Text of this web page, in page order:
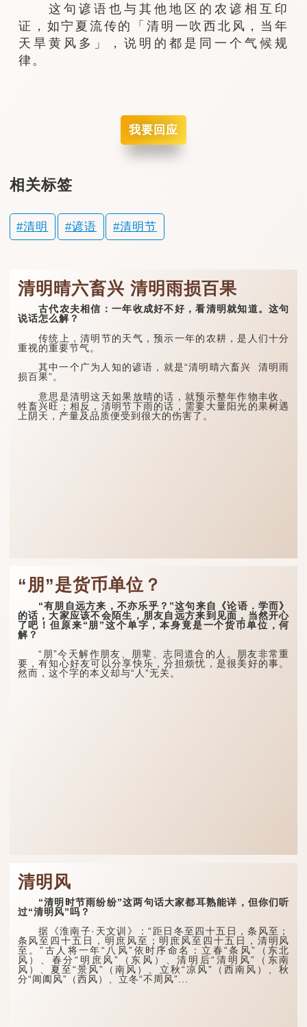
这句谚语也与其他地区的农谚相互印
证，如宁夏流传的「清明一吹西北风，当年
天旱黄风多」，说明的都是同一个气候规
律。
我要回应
相关标签
清明 谚语 清明节
清明晴六畜兴 清明雨损百果
古代农夫相信：一年收成好不好，看清明就知道。这句
说话怎么解？
传统上，清明节的天气，预示一年的农耕，是人们十分
重视的重要节气。
其中一个广为人知的谚语，就是“清明晴六畜兴 清明雨
损百果”。
意思是清明这天如果放晴的话，就预示整年作物丰收、
牲畜兴旺；相反，清明节下雨的话，需要大量阳光的果树遇
上阴天，产量及品质便受到很大的伤害了。
“朋”是货币单位？
“有朋自远方来，不亦乐乎？”这句来自《论语．学而》
的话，大家应该不会陌生，朋友自远方来到见面，当然开心
了吧！但原来“朋”这个单字，本身竟是一个货币单位，何
解？
“朋”今天解作朋友、朋辈、志同道合的人。朋友非常重
要，有知心好友可以分享快乐，分担烦忧，是很美好的事。
然而，这个字的本义却与“人”无关。
清明风
“清明时节雨纷纷”这两句话大家都耳熟能详，但你们听
过“清明风”吗？
据《淮南子·天文训》：“距日冬至四十五日，条风至；
条风至四十五日，明庶风至；明庶风至四十五日，清明风
至。”古人将一年“八风”依时序命名：立春“条风”（东北
风）、春分“明庶风”（东风）、清明后“清明风”（东南
风）、夏至“景风”（南风）、立秋“凉风”（西南风）、秋
分“阊阖风”（西风）、立冬“不周风”...